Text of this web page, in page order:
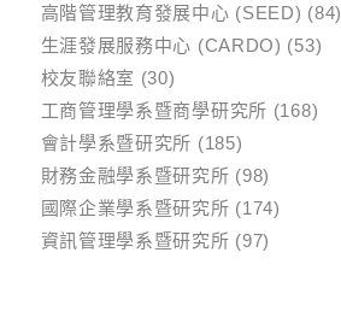
高階管理教育發展中心 (SEED) (84)
生涯發展服務中心 (CARDO) (53)
校友聯絡室 (30)
工商管理學系暨商學研究所 (168)
會計學系暨研究所 (185)
財務金融學系暨研究所 (98)
國際企業學系暨研究所 (174)
資訊管理學系暨研究所 (97)